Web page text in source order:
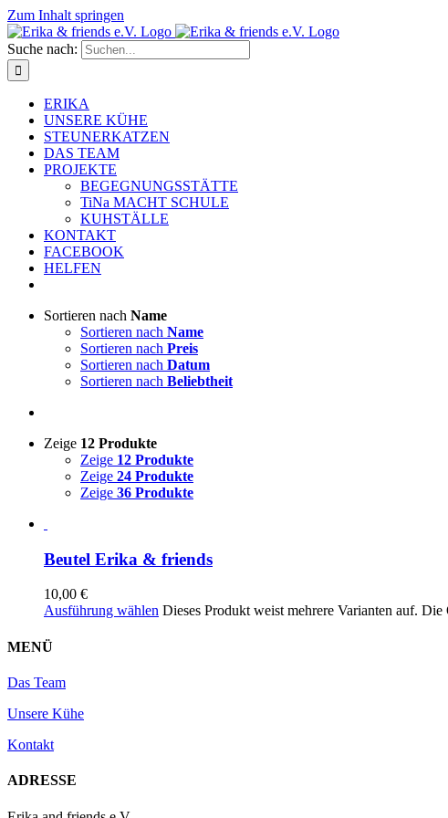
Zum Inhalt springen
Suche nach:
ERIKA
UNSERE KÜHE
STEUNERKATZEN
DAS TEAM
PROJEKTE
BEGEGNUNGSSTÄTTE
TiNa MACHT SCHULE
KUHSTÄLLE
KONTAKT
FACEBOOK
HELFEN
Sortieren nach Name
Sortieren nach Name
Sortieren nach Preis
Sortieren nach Datum
Sortieren nach Beliebtheit
Zeige 12 Produkte
Zeige 12 Produkte
Zeige 24 Produkte
Zeige 36 Produkte
Beutel Erika & friends
10,00 €
Ausführung wählen Dieses Produkt weist mehrere Varianten auf.
MENÜ
Das Team
Unsere Kühe
Kontakt
ADRESSE